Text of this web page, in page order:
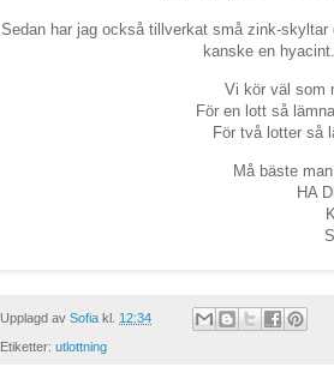
Sedan har jag också tillverkat små zink-
kanske en
Vi kör väl som
För en lott så
För två lotter så
Må bäste
HA
Upplagd av Sofia kl. 12:34
Etiketter: utlottning